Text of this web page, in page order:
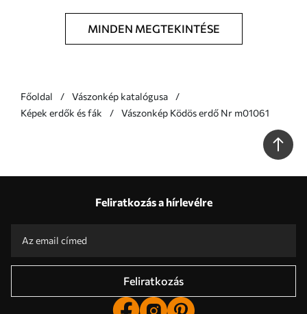
MINDEN MEGTEKINTÉSE
Főoldal
Vászonkép katalógusa
Képek erdők és fák
Vászonkép Ködös erdő Nr m01061
Feliratkozás a hírlevélre
Feliratkozás